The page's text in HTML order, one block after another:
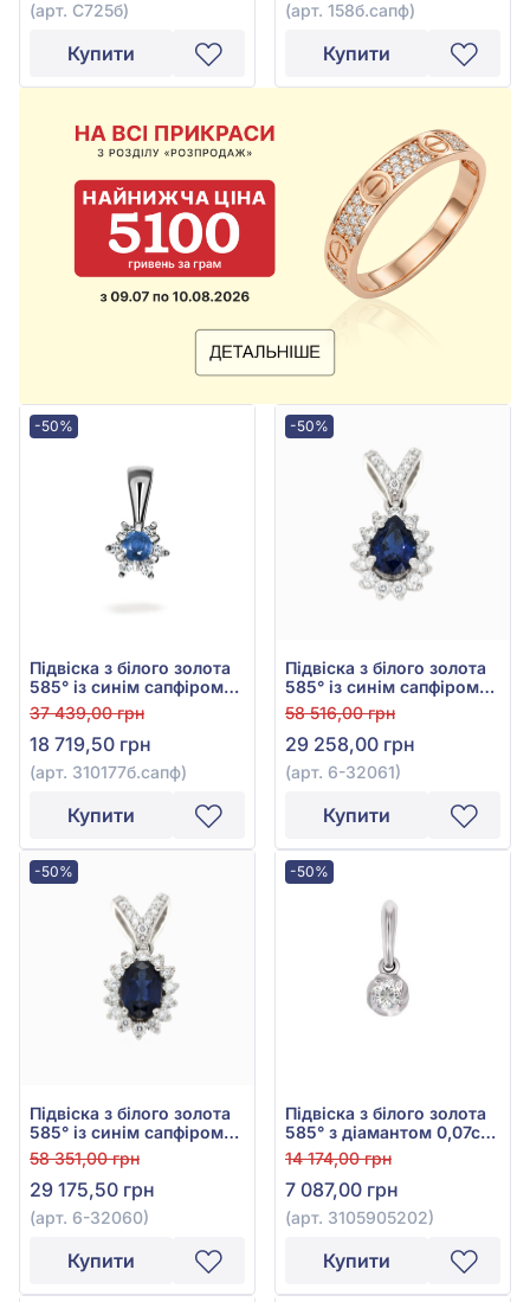
(арт. С725б)
Купити
(арт. 158б.сапф)
Купити
-50%
Підвіска з білого золота
585° із синім сапфіром
0,155ct та діамантами
0,084ct, арт.
310177б.сапф
37 439,00 грн
18 719,50 грн
(арт. 310177б.сапф)
Купити
-50%
Підвіска з білого золота
585° із синім сапфіром
0,49ct та діамантами
0,24ct, арт. 6-32061
58 516,00 грн
29 258,00 грн
(арт. 6-32061)
Купити
-50%
Підвіска з білого золота
585° із синім сапфіром
0,52ct та діамантами
0,23ct, арт. 6-32060
58 351,00 грн
29 175,50 грн
(арт. 6-32060)
Купити
-50%
Підвіска з білого золота
585° з діамантом 0,07ct,
арт. 3105905202
14 174,00 грн
7 087,00 грн
(арт. 3105905202)
Купити